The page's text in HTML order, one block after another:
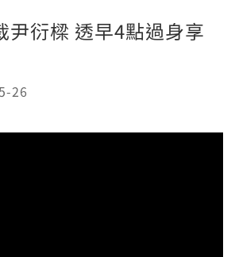
尹衍樑 透早4點過身享
26